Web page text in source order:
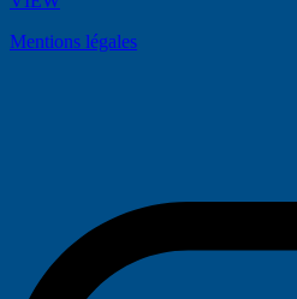
Mentions légales